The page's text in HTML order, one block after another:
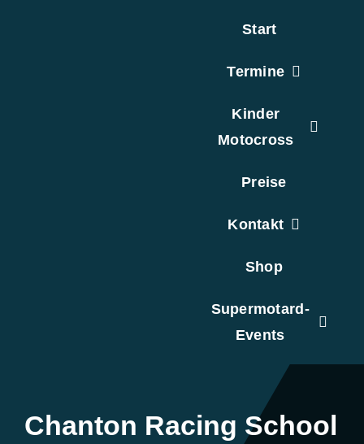
Start
Termine
Kinder
Motocross
Preise
Kontakt
Shop
Supermotard-
Events
Chanton Racing School